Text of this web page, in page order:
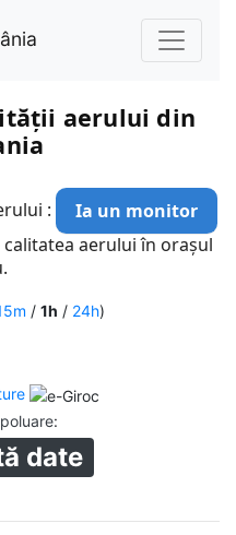
aerului din
:
Ia un monitor
aerului în orașul
/ 1h / 24h)
:
date